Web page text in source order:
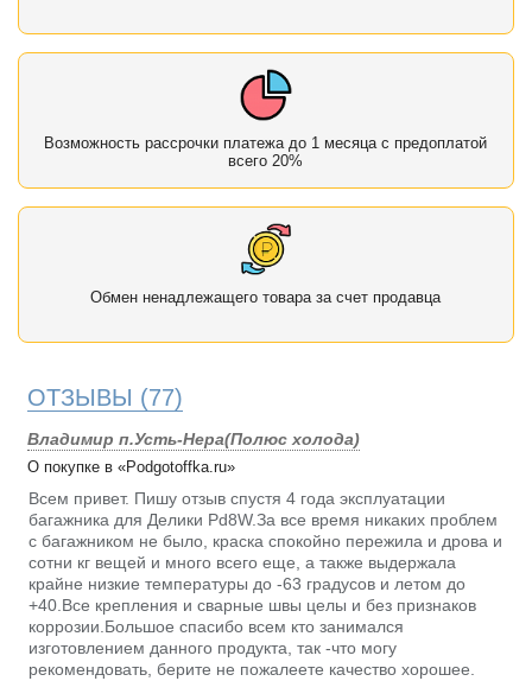
Возможность рассрочки платежа до 1 месяца с предоплатой
всего 20%
Обмен ненадлежащего товара за счет продавца
ОТЗЫВЫ (77)
Владимир п.Усть-Нера(Полюс холода)
О покупке в «Podgotoffka.ru»
Всем привет. Пишу отзыв спустя 4 года эксплуатации
багажника для Делики Pd8W.За все время никаких проблем
с багажником не было, краска спокойно пережила и дрова и
сотни кг вещей и много всего еще, а также выдержала
крайне низкие температуры до -63 градусов и летом до
+40.Все крепления и сварные швы целы и без признаков
коррозии.Большое спасибо всем кто занимался
изготовлением данного продукта, так -что могу
рекомендовать, берите не пожалеете качество хорошее.